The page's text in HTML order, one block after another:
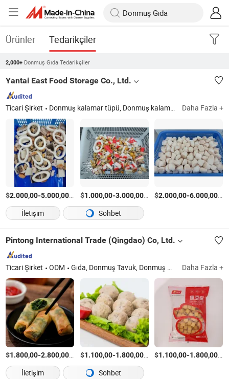
Ürünler Tedarikçiler
2,000+ Donmuş Gıda Tedarikçiler
Yantai East Food Storage Co., Ltd.
Ticari Şirket Donmuş kalamar tüpü, Donmuş kalamar halkası, Donmuş kalamar çiçek kesimi, Yengeç çubuğu, Donmuş deniz ürünleri karışımı, Donmuş şerit, Donmuş pane kalamar halkası, Donmuş pane kalamar şeridi, Donmuş kalamar tentakülü Daha Fazla +
$2.000,00-5.000,00/Ton
$1.000,00-3.000,00/Ton
$2.000,00-6.000,00/
İletişim
Sohbet
Pintong International Trade (Qingdao) Co, Ltd.
Ticari Şirket ODM Gıda, Donmuş Tavuk, Donmuş Ördek, Donmuş Sebzeler, Donmuş Meyveler, Donmuş Hamur İşi Daha Fazla +
$1.800,00-2.800,00/Ton
$1.100,00-1.800,00/Ton
$1.100,00-1.800,00/
İletişim
Sohbet